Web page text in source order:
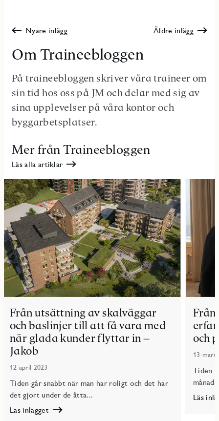
Nyare inlägg Äldre inlägg
Om Traineebloggen
På traineebloggen skriver våra traineer om
sin tid hos oss på JM och delar med sig av
sina upplevelser på våra kontor och
byggarbetsplatser.
Mer från Traineebloggen
Läs alla artiklar
Från utsättning av skalväggar
och baslinjer till att få vara med
när glada kunder flyttar in –
Jakob
12 april 2023
Tiden går snabbt när man har roligt och det har
det gjort under de åtta...
Läs inlägget
Från
och
13 mars
Tiden
Läs